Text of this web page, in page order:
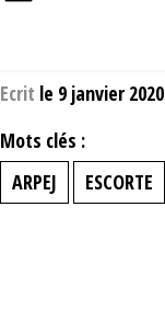
Ecrit le 9 janvier 2020
Mots clés :
ARPEJ
ESCORTE